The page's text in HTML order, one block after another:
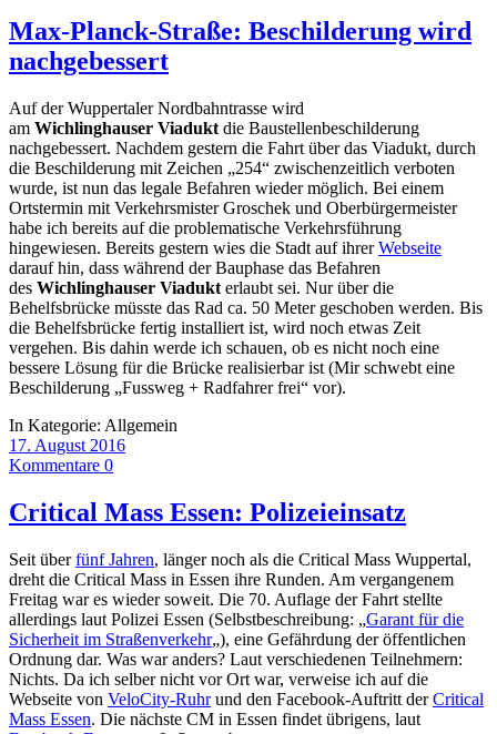
Max-Planck-Straße: Beschilderung wird
nachgebessert
Auf der Wuppertaler Nordbahntrasse wird
am Wichlinghauser Viadukt die Baustellenbeschilderung
nachgebessert. Nachdem gestern die Fahrt über das Viadukt, durch
die Beschilderung mit Zeichen „254“ zwischenzeitlich verboten
wurde, ist nun das legale Befahren wieder möglich. Bei einem
Ortstermin mit Verkehrsmister Groschek und Oberbürgermeister
habe ich bereits auf die problematische Verkehrsführung
hingewiesen. Bereits gestern wies die Stadt auf ihrerWebseite
darauf hin, dass während der Bauphase das Befahren
des Wichlinghauser Viadukt erlaubt sei. Nur über die
Behelfsbrücke müsste das Rad ca. 50 Meter geschoben werden. Bis
die Behelfsbrücke fertig installiert ist, wird noch etwas Zeit
vergehen. Bis dahin werde ich schauen, ob es nicht noch eine
bessere Lösung für die Brücke realisierbar ist (Mir schwebt eine
Beschilderung „Fussweg + Radfahrer frei“ vor).
In Kategorie: Allgemein
17. August 2016
Kommentare 0
Critical Mass Essen: Polizeieinsatz
Seit überfünf Jahren, länger noch als die Critical Mass Wuppertal,
dreht die Critical Mass in Essen ihre Runden. Am vergangenem
Freitag war es wieder soweit. Die 70. Auflage der Fahrt stellte
allerdings laut Polizei Essen (Selbstbeschreibung: „Garant für die
Sicherheit im Straßenverkehr„), eine Gefährdung der öffentlichen
Ordnung dar. Was war anders? Laut verschiedenen Teilnehmern:
Nichts. Da ich selber nicht vor Ort war, verweise ich auf die
Webseite von VeloCity-Ruhrund den Facebook-Auftritt derCritical
Mass Essen. Die nächste CM in Essen findet übrigens, laut